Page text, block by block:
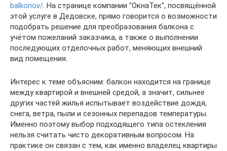
balkonov/. На странице компании "ОкнаТек", посвящённой
этой услуге в Дедовске, прямо говорится о возможности
подобрать решение для преобразования балкона с
учётом пожеланий заказчика, а также о выполнении
последующих отделочных работ, меняющих внешний
вид помещения.
Интерес к теме объясним: балкон находится на границе
между квартирой и внешней средой, а значит, сильнее
других частей жилья испытывает воздействие дождя,
снега, ветра, пыли и сезонных перепадов температуры.
Именно поэтому выбор подходящего типа остекления
нельзя считать чисто декоративным вопросом. На
практике он связан с тем, как именно владелец квартиры